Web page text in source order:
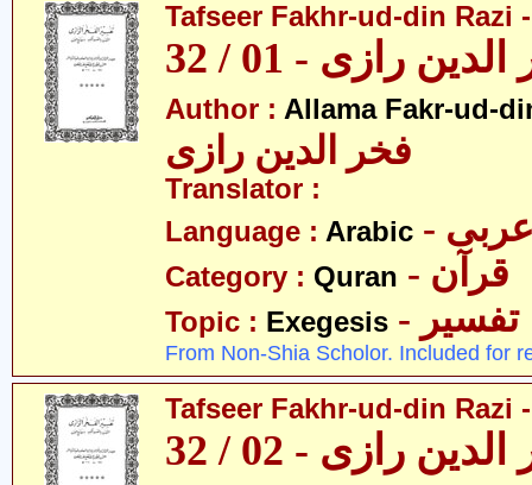
Tafseer Fakhr-ud-din Razi
رازی - 01 / 32
Author : Allama Fakr-ud-
فخر الدین رازی
Translator :
Language : Arabic عربی
Category : Quran - قرآن
Topic : Exegesis - تفسیر
From Non-Shia Scholor. Included for
Tafseer Fakhr-ud-din Razi
رازی - 02 / 32